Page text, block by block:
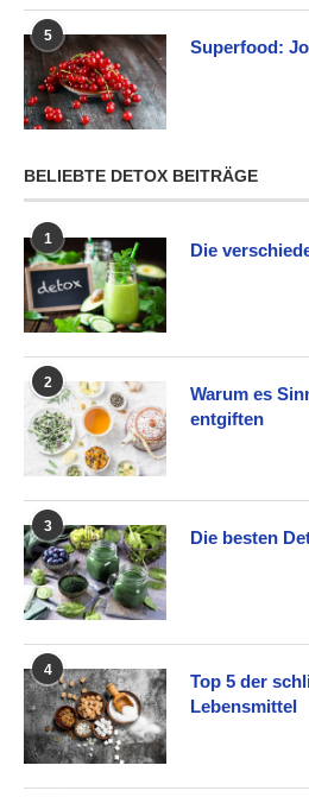
5
Superfood:
BELIEBTE DETOX BEITRÄGE
1
Die
2
Warum es
entgiften
3
Die besten
4
Top 5 der
Lebensmittel